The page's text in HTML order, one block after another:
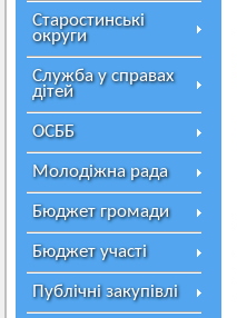
Старостинські
округи
Служба у справах
дітей
ОСББ
Молодіжна рада
Бюджет громади
Бюджет участі
Публічні закупівлі